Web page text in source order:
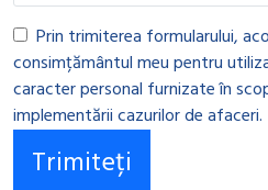
Prin trimiterea formularului,
consimțământul meu pentru
caracter personal furnizate în
implementării cazurilor de afaceri.